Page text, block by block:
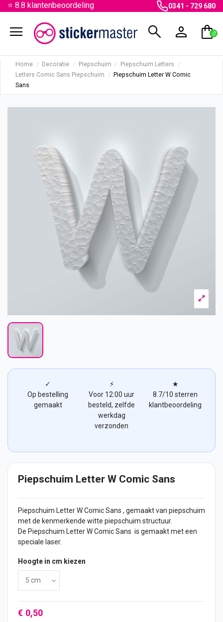
⭐ 8.8 klantenbeoordeling 0341 - 729 680
menu search person shopping_bag
0
Home Decoratie Piepschuim
Piepschuim Letters
Letters Comic Sans Piepschuim
Piepschuim Letter W Comic
Sans
✓
Op bestelling
gemaakt
⚡
Voor 12:00 uur
besteld, zelfde
werkdag
verzonden
★
8.7/10 sterren
klantbeoordeling
Piepschuim Letter W Comic Sans
Piepschuim Letter W Comic Sans , gemaakt van piepschuim
met de kenmerkende witte piepschuim structuur.
De Piepschuim Letter W Comic Sans is gemaakt met een
speciale laser.
Hoogte in cm kiezen
€ 0,50